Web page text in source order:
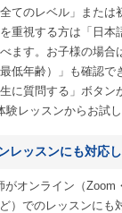
てのレベル」または
重視する方は「日本
ます。お子様の場合
低年齢）」も確認で
に質問する」ボタン
験レッスンからお試し
レッスンにも対応
がオンライン（Zoom
）でのレッスンにも